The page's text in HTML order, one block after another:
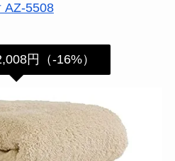
AZ-5508
円（-16%）